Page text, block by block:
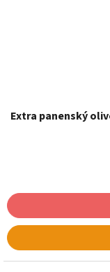
Extra panenský